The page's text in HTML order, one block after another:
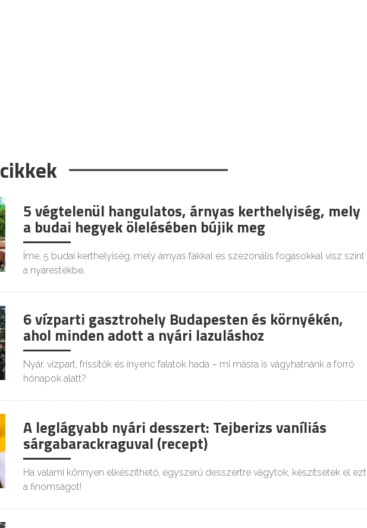
5 végtelenül hangulatos, árnyas kerthelyiség, mely
a budai hegyek ölelésében bújik meg
Íme, 5 budai kerthelyiség, mely árnyas fákkal és szezonális fogásokkal visz színt
a nyárestékbe.
6 vízparti gasztrohely Budapesten és környékén,
ahol minden adott a nyári lazuláshoz
Nyár, vízpart, frissítők és ínyenc falatok hada – mi másra is vágyhatnánk a forró
hónapok alatt?
A leglágyabb nyári desszert: Tejberizs vaníliás
sárgabarackraguval (recept)
Ha valami könnyen elkészíthető, egyszerű desszertre vágytok, készítsétek el ezt
a finomságot!